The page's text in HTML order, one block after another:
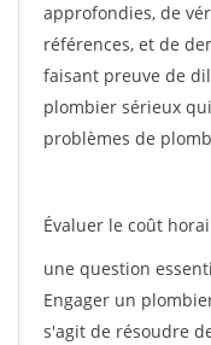
approfondies, de
références, et de
faisant preuve de
plombier sérieux
problèmes de
Évaluer le coût
une question
Engager un
s'agit de résoudre